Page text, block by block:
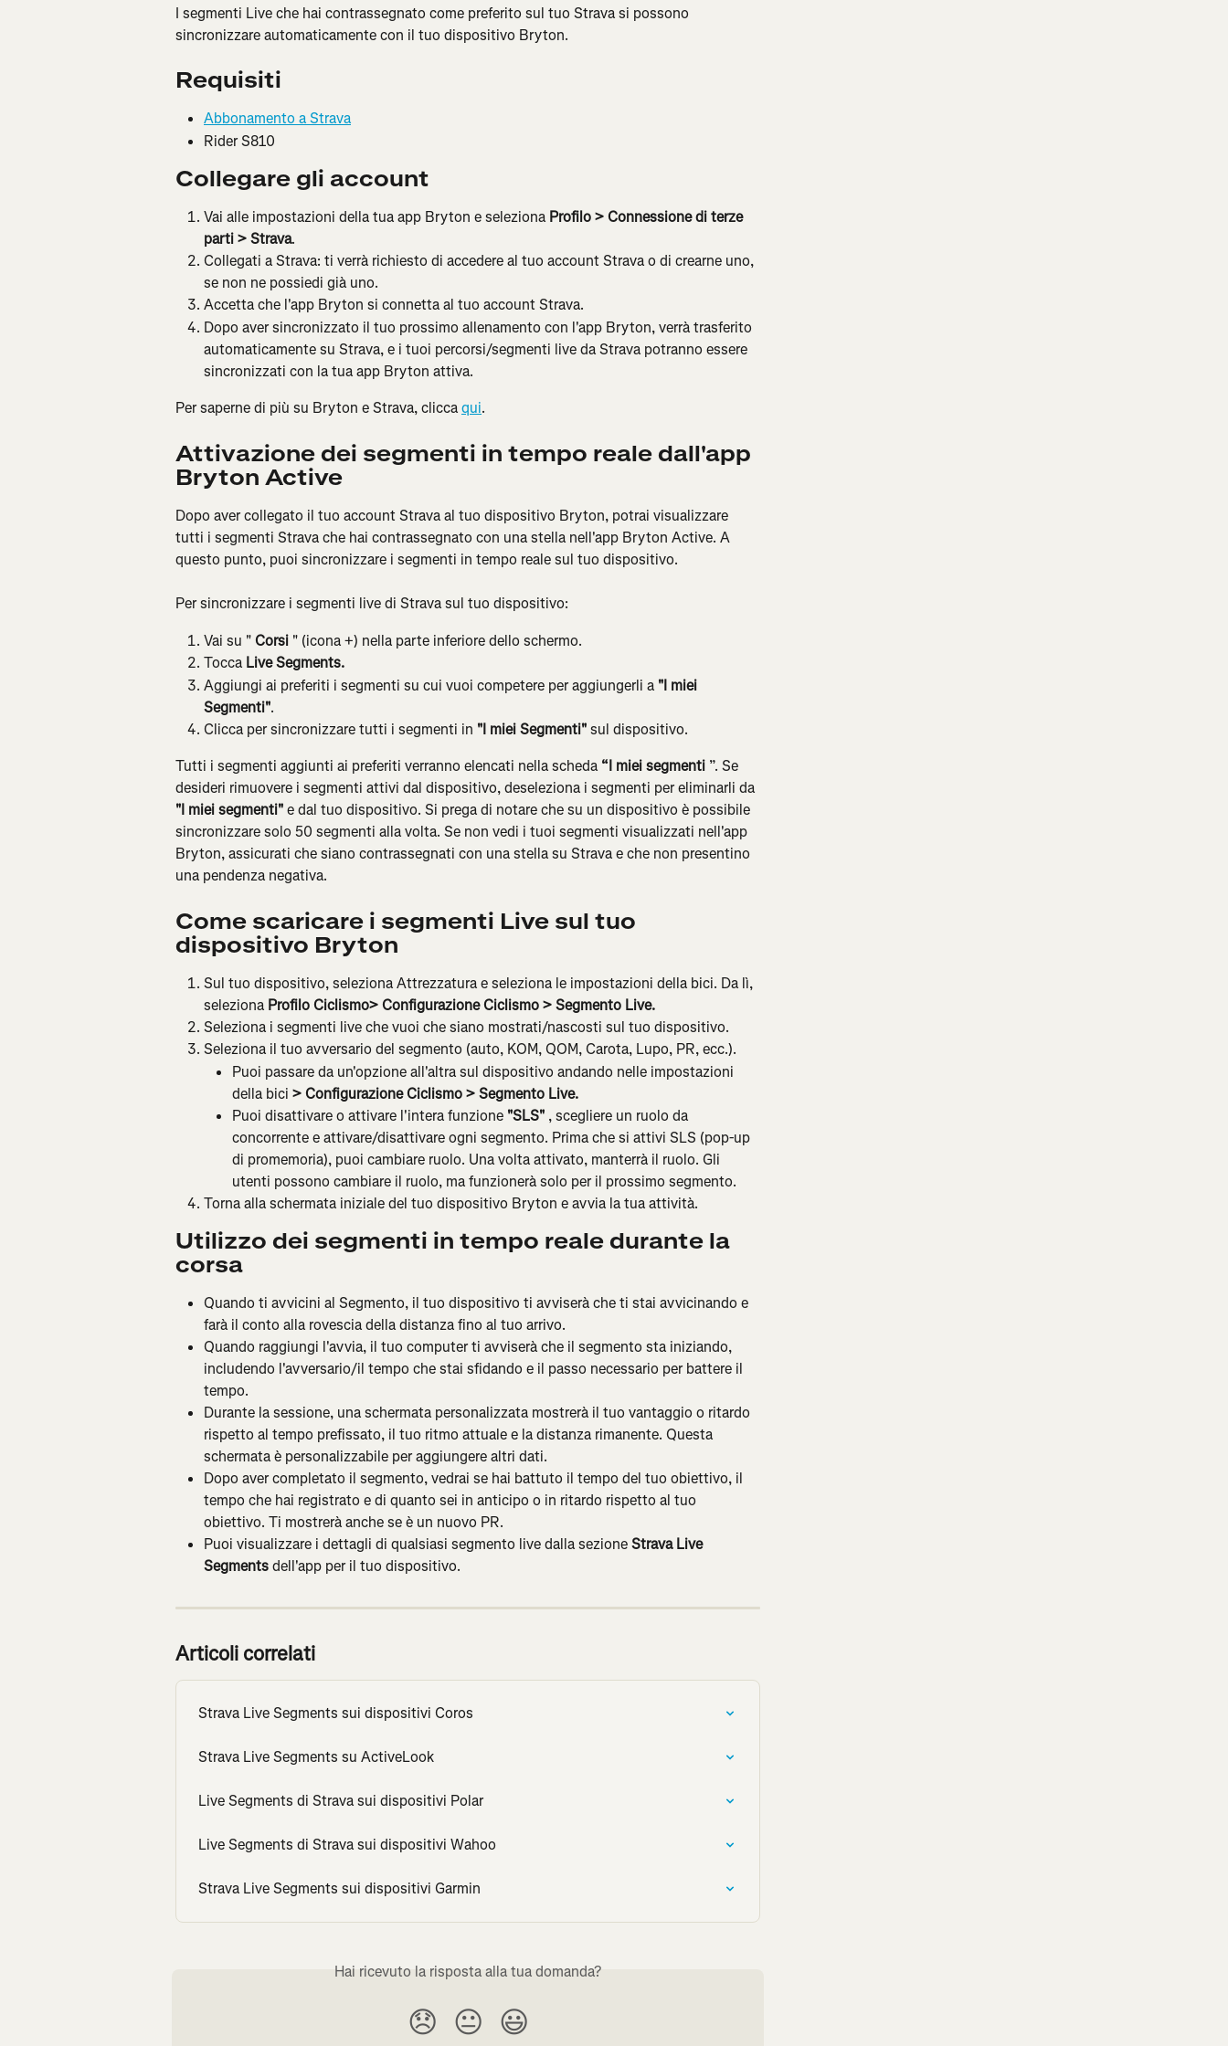
I segmenti Live che hai contrassegnato come preferito sul tuo Strava si possono
sincronizzare automaticamente con il tuo dispositivo Bryton.
Requisiti
Abbonamento a Strava
Rider S810
Collegare gli account
Vai alle impostazioni della tua app Bryton e seleziona Profilo>Connessione di terze
parti > Strava.
Collegati a Strava: ti verrà richiesto di accedere al tuo account Strava o di crearne uno,
se non ne possiedi già uno.
Accetta che l'app Bryton si connetta al tuo account Strava.
Dopo aver sincronizzato il tuo prossimo allenamento con l'app Bryton, verrà trasferito
automaticamente su Strava, e i tuoi percorsi/segmenti live da Strava potranno essere
sincronizzati con la tua app Bryton attiva.
Per saperne di più su Bryton e Strava, clicca qui.
Attivazione dei segmenti in tempo reale dall'app
Bryton Active
Dopo aver collegato il tuo account Strava al tuo dispositivo Bryton, potrai visualizzare
tutti i segmenti Strava che hai contrassegnato con una stella nell'app Bryton Active. A
questo punto, puoi sincronizzare i segmenti in tempo reale sul tuo dispositivo.
Per sincronizzare i segmenti live di Strava sul tuo dispositivo:
Vai su " Corsi " (icona +) nella parte inferiore dello schermo.
Tocca Live Segments.
Aggiungi ai preferiti i segmenti su cui vuoi competere per aggiungerli a "I miei
Segmenti".
Clicca per sincronizzare tutti i segmenti in "I miei Segmenti" sul dispositivo.
Tutti i segmenti aggiunti ai preferiti verranno elencati nella scheda “I miei segmenti ”. Se
desideri rimuovere i segmenti attivi dal dispositivo, deseleziona i segmenti per eliminarli da
"I miei segmenti" e dal tuo dispositivo. Si prega di notare che su un dispositivo è possibile
sincronizzare solo 50 segmenti alla volta. Se non vedi i tuoi segmenti visualizzati nell'app
Bryton, assicurati che siano contrassegnati con una stella su Strava e che non presentino
una pendenza negativa.
Come scaricare i segmenti Live sul tuo
dispositivo Bryton
Sul tuo dispositivo, seleziona Attrezzatura e seleziona le impostazioni della bici. Da lì,
seleziona Profilo Ciclismo> Configurazione Ciclismo > Segmento Live.
Seleziona i segmenti live che vuoi che siano mostrati/nascosti sul tuo dispositivo.
Seleziona il tuo avversario del segmento (auto, KOM, QOM, Carota, Lupo, PR, ecc.).
Puoi passare da un'opzione all'altra sul dispositivo andando nelle impostazioni
della bici > Configurazione Ciclismo > Segmento Live.
Puoi disattivare o attivare l'intera funzione "SLS" , scegliere un ruolo da
concorrente e attivare/disattivare ogni segmento. Prima che si attivi SLS (pop-up
di promemoria), puoi cambiare ruolo. Una volta attivato, manterrà il ruolo. Gli
utenti possono cambiare il ruolo, ma funzionerà solo per il prossimo segmento.
Torna alla schermata iniziale del tuo dispositivo Bryton e avvia la tua attività.
Utilizzo dei segmenti in tempo reale durante la
corsa
Quando ti avvicini al Segmento, il tuo dispositivo ti avviserà che ti stai avvicinando e
farà il conto alla rovescia della distanza fino al tuo arrivo.
Quando raggiungi l'avvia, il tuo computer ti avviserà che il segmento sta iniziando,
includendo l'avversario/il tempo che stai sfidando e il passo necessario per battere il
tempo.
Durante la sessione, una schermata personalizzata mostrerà il tuo vantaggio o ritardo
rispetto al tempo prefissato, il tuo ritmo attuale e la distanza rimanente. Questa
schermata è personalizzabile per aggiungere altri dati.
Dopo aver completato il segmento, vedrai se hai battuto il tempo del tuo obiettivo, il
tempo che hai registrato e di quanto sei in anticipo o in ritardo rispetto al tuo
obiettivo. Ti mostrerà anche se è un nuovo PR.
Puoi visualizzare i dettagli di qualsiasi segmento live dalla sezione Strava Live
Segments dell'app per il tuo dispositivo.
Articoli correlati
Strava Live Segments sui dispositivi Coros
Strava Live Segments su ActiveLook
Live Segments di Strava sui dispositivi Polar
Live Segments di Strava sui dispositivi Wahoo
Strava Live Segments sui dispositivi Garmin
Hai ricevuto la risposta alla tua domanda?
😞 😐 😃